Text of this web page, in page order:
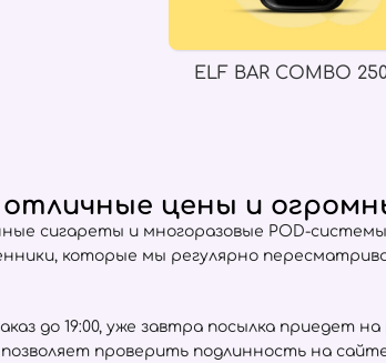
ELF BAR COMBO
цены и
сигареты и многоразовые POD-
которые мы регулярно
до 19:00, уже завтра посылка приедет
проверить подлинность на